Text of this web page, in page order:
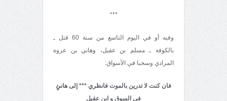
***
وفيه أو في اليوم التاسع من سنة 60 قتل ـ
بالكوفة ـ مسلم بن عقيل، وهاني بن عروة
المرادي وسحبا في الأسواق:
فان كنت لا تدرين بالموت فانظري *** إلى هانئٍ
في السوق و ابنِ عقيلِ